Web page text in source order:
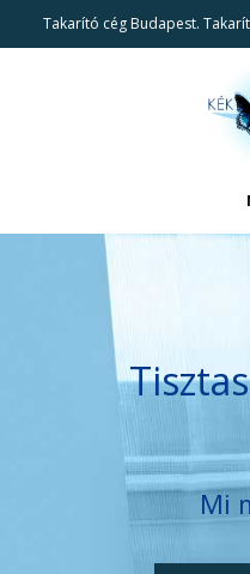
Takarító cég Budapest.
TAKARÍTÁSI
Mi